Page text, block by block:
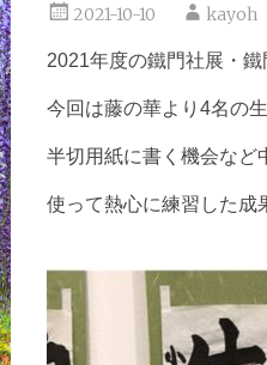
キ
ッ
プ
2021-10-10 kayoh
2021年度の鐵門社展・鐵
今回は藤の華より4名の
半切用紙に書く機会など
使って熱心に練習した成